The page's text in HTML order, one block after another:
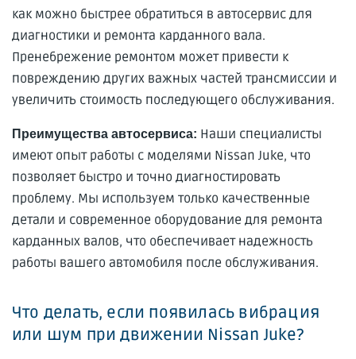
как можно быстрее обратиться в автосервис для
диагностики и ремонта карданного вала.
Пренебрежение ремонтом может привести к
повреждению других важных частей трансмиссии и
увеличить стоимость последующего обслуживания.
Преимущества автосервиса: Наши специалисты
имеют опыт работы с моделями Nissan Juke, что
позволяет быстро и точно диагностировать
проблему. Мы используем только качественные
детали и современное оборудование для ремонта
карданных валов, что обеспечивает надежность
работы вашего автомобиля после обслуживания.
Что делать, если появилась вибрация
или шум при движении Nissan Juke?